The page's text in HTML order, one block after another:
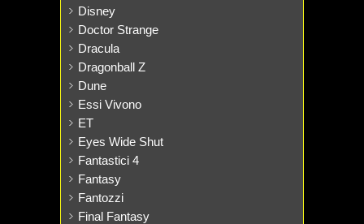
Disney
Doctor Strange
Dracula
Dragonball Z
Dune
Essi Vivono
ET
Eyes Wide Shut
Fantastici 4
Fantasy
Fantozzi
Final Fantasy